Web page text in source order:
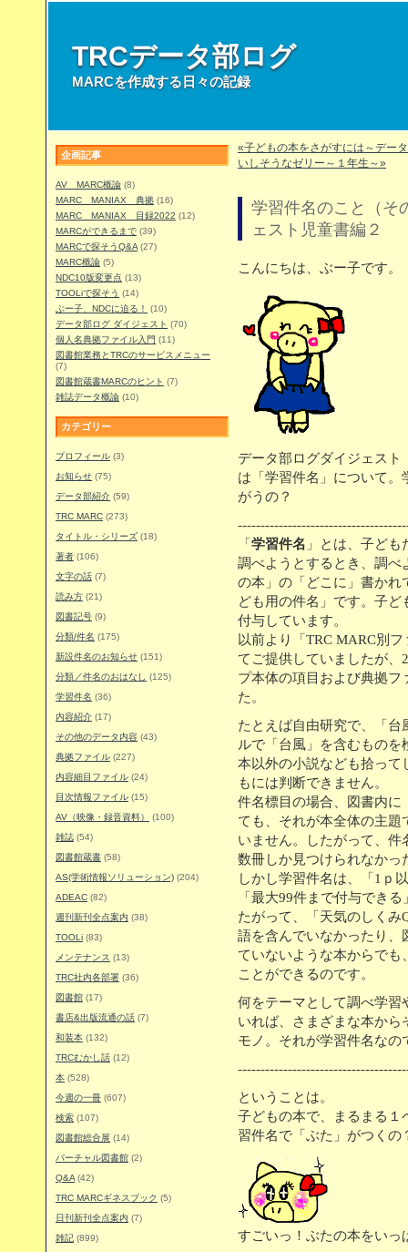
TRCデータ部ログ
MARCを作成する日々の記録
企画記事
AV MARC概論 (8)
MARC MANIAX 典拠 (16)
MARC MANIAX 目録2022 (12)
MARCができるまで (39)
MARCで探そうQ&A (27)
MARC概論 (5)
NDC10版変更点 (13)
TOOLiで探そう (14)
ぶー子、NDCに迫る！
(10)
データ部ログ ダイジェスト (70)
個人名典拠ファイル入門 (11)
図書館業務とTRCのサービスメニュー
(7)
図書館蔵書MARCのヒント (7)
雑誌データ概論 (10)
カテゴリー
プロフィール (3)
お知らせ (75)
データ部紹介 (59)
TRC MARC (273)
タイトル・シリーズ (18)
著者 (106)
文字の話 (7)
読み方 (21)
図書記号 (9)
分類/件名 (175)
新設件名のお知らせ (151)
分類／件名のおはなし
(125)
学習件名 (36)
内容紹介 (17)
その他のデータ内容 (43)
典拠ファイル (227)
内容細目ファイル (24)
目次情報ファイル (15)
AV（映像・録音資料）
(100)
雑誌 (54)
図書館蔵書 (58)
AS(学術情報ソリューション) (204)
ADEAC (82)
週刊新刊全点案内 (38)
TOOLi (83)
メンテナンス (13)
TRC社内各部署 (36)
図書館 (17)
書店&出版流通の話 (7)
和装本 (132)
TRCむかし話 (12)
本 (528)
今週の一冊 (607)
検索 (107)
図書館総合展 (14)
バーチャル図書館 (2)
Q&A (42)
TRC MARCギネスブック (5)
日刊新刊全点案内 (7)
雑記 (899)
«子どもの本をさがすには～デー
いしそうなゼリー～１年生～»
学習件名のこと（そ
ェスト児童書編２
こんにちは、ぶー子です。
データ部ログダイジェス
は「学習件名」について
がうの？
「 学習件名 」とは、子ど
調べようとするとき、調べ
の本」の「どこに」書かれ
ども用の件名」です。子
付与しています。
以前より「TRC MARC別
てご提供していましたが、
プ本体の項目および典拠
た。
たとえば自由研究で、「
ルで「台風」を含むもの
本以外の小説なども拾って
もには判断できません。
件名標目の場合、図書内に
ても、それが本全体の主題
いません。したがって、
数冊しか見つけられなかっ
しかし学習件名は、「1ｐ
「最大99件まで付与でき
たがって、「天気のしく
語を含んでいなかったり、
ていないような本からでも
ことができるのです。
何をテーマとして調べ学習
いれば、さまざまな本か
モノ。それが学習件名なの
ということは。
子どもの本で、まるまる１
習件名で「ぶた」がつくの
すごいっ！ぶたの本をい